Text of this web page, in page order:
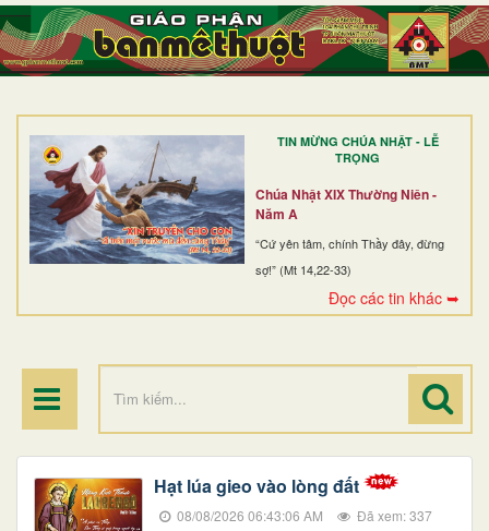
TIN MỪNG CHÚA NHẬT - LỄ
TRỌNG
Chúa Nhật XIX Thường Niên -
Năm A
“Cứ yên tâm, chính Thầy đây, đừng
sợ!” (Mt 14,22-33)
Đọc các tin khác ➥
TRANG NHẤT
GIỚI THIỆU
DÒNG TU
BAN MỤC VỤ
ĐOÀN THỂ CG
ĐIỂM HÀNH HƯƠNG
Hạt lúa gieo vào lòng đất
08/08/2026 06:43:06 AM Đã xem: 337